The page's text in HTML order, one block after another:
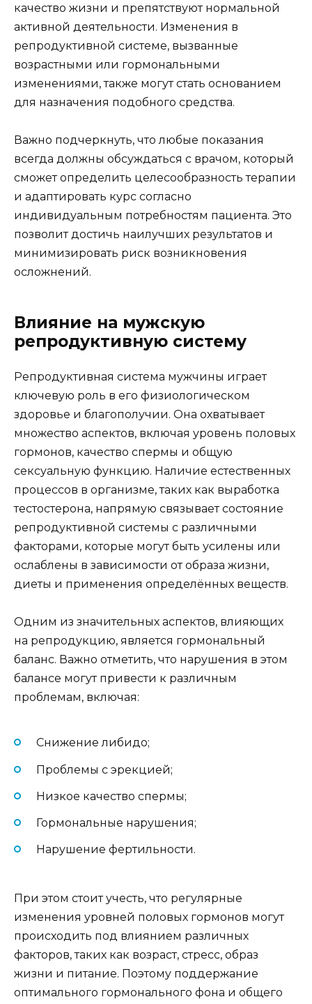
качество жизни и препятствуют нормальной
активной деятельности. Изменения в
репродуктивной системе, вызванные
возрастными или гормональными
изменениями, также могут стать основанием
для назначения подобного средства.
Важно подчеркнуть, что любые показания
всегда должны обсуждаться с врачом, который
сможет определить целесообразность терапии
и адаптировать курс согласно
индивидуальным потребностям пациента. Это
позволит достичь наилучших результатов и
минимизировать риск возникновения
осложнений.
Влияние на мужскую
репродуктивную систему
Репродуктивная система мужчины играет
ключевую роль в его физиологическом
здоровье и благополучии. Она охватывает
множество аспектов, включая уровень половых
гормонов, качество спермы и общую
сексуальную функцию. Наличие естественных
процессов в организме, таких как выработка
тестостерона, напрямую связывает состояние
репродуктивной системы с различными
факторами, которые могут быть усилены или
ослаблены в зависимости от образа жизни,
диеты и применения определённых веществ.
Одним из значительных аспектов, влияющих
на репродукцию, является гормональный
баланс. Важно отметить, что нарушения в этом
балансе могут привести к различным
проблемам, включая:
Снижение либидо;
Проблемы с эрекцией;
Низкое качество спермы;
Гормональные нарушения;
Нарушение фертильности.
При этом стоит учесть, что регулярные
изменения уровней половых гормонов могут
происходить под влиянием различных
факторов, таких как возраст, стресс, образ
жизни и питание. Поэтому поддержание
оптимального гормонального фона и общего